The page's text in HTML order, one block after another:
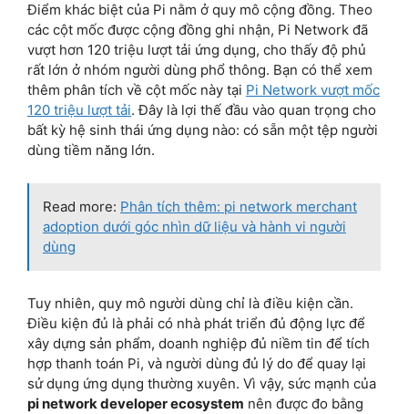
Điểm khác biệt của Pi nằm ở quy mô cộng đồng. Theo
các cột mốc được cộng đồng ghi nhận, Pi Network đã
vượt hơn 120 triệu lượt tải ứng dụng, cho thấy độ phủ
rất lớn ở nhóm người dùng phổ thông. Bạn có thể xem
thêm phân tích về cột mốc này tại Pi Network vượt mốc
120 triệu lượt tải. Đây là lợi thế đầu vào quan trọng cho
bất kỳ hệ sinh thái ứng dụng nào: có sẵn một tệp người
dùng tiềm năng lớn.
Read more: Phân tích thêm: pi network merchant
adoption dưới góc nhìn dữ liệu và hành vi người
dùng
Tuy nhiên, quy mô người dùng chỉ là điều kiện cần.
Điều kiện đủ là phải có nhà phát triển đủ động lực để
xây dựng sản phẩm, doanh nghiệp đủ niềm tin để tích
hợp thanh toán Pi, và người dùng đủ lý do để quay lại
sử dụng ứng dụng thường xuyên. Vì vậy, sức mạnh của
pi network developer ecosystem nên được đo bằng